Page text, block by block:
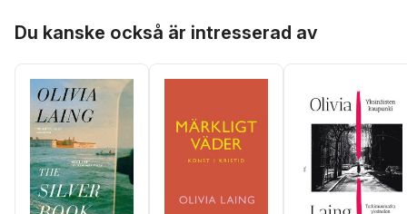
Du kanske också är intresserad av